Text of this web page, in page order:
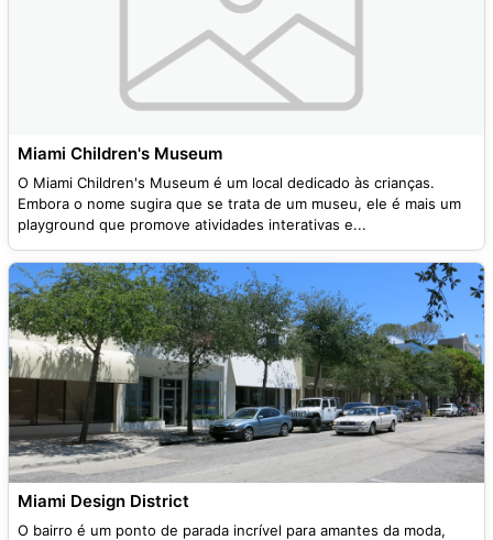
Miami Children's Museum
O Miami Children's Museum é um local dedicado às crianças.
Embora o nome sugira que se trata de um museu, ele é mais um
playground que promove atividades interativas e...
Miami Design District
O bairro é um ponto de parada incrível para amantes da moda,